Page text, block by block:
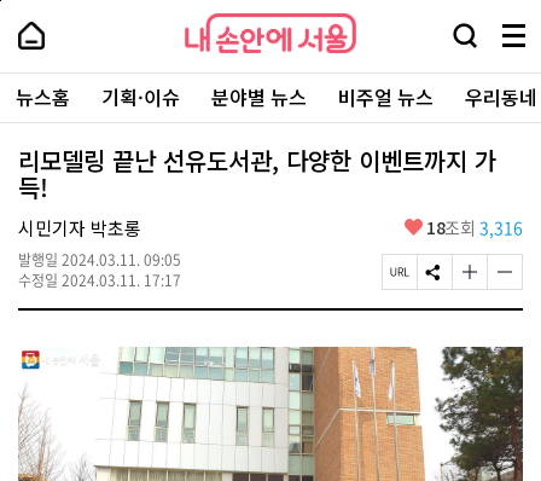
본
로
가
내
손
안
에
서
울
-
서
울
시
대
표
소
통
포
내
손
에
울
검
창
열
기
메
뉴
전
체
보
주
요
서
뉴스홈 기획·이슈 분야별 뉴스 비주얼 뉴스 우리동
리모델링 끝난 선유도서관, 다양한 이벤트까지 가
득!
시민기자 박초롱
발행일 2024.03.11. 09:05
수정일 2024.03.11. 17:17
좋
요
18조회 3,316
페
이
U
R
L
복
사
S
N
공
유
하
기
글
자
기
크
게
변
경
하
기
글
자
기
작
게
변
경
하
기
페
상
단
로